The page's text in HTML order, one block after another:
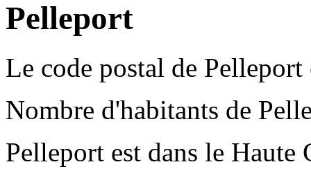
Pelleport
Le code postal de Pelleport
Nombre d'habitants de
Pelleport est dans le Haute